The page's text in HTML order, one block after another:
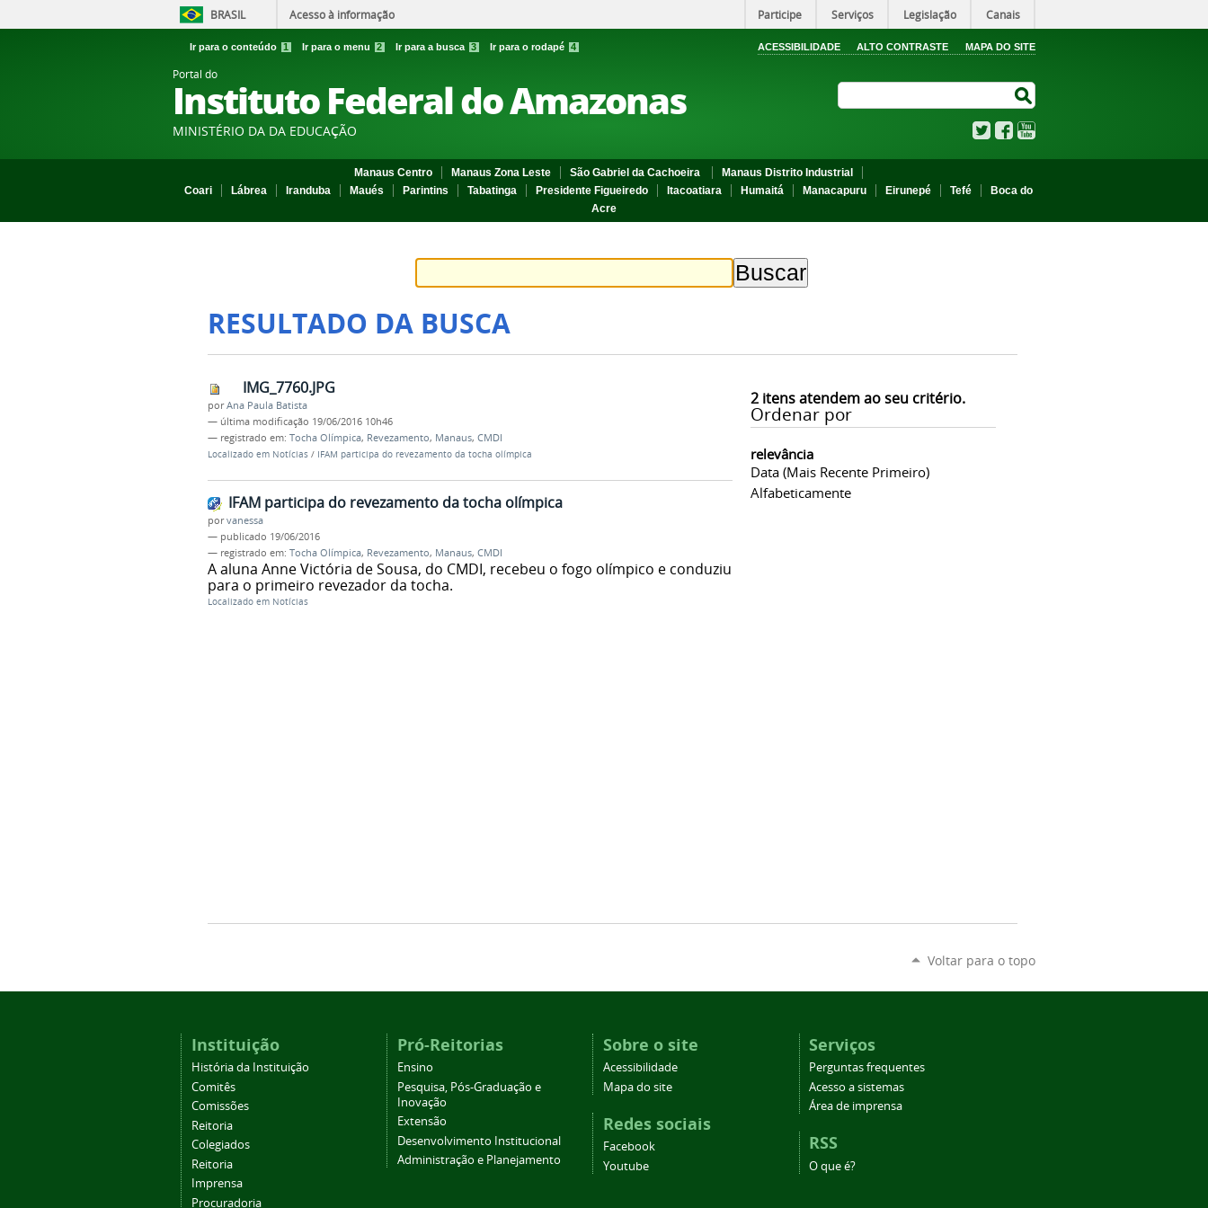
BRASIL Acesso à informação Participe Serviços Legislação Canais
Ir para o conteúdo 1 Ir para o menu 2 Ir para a busca 3 Ir para o rodapé 4 ACESSIBILIDADE ALTO CONTRASTE MAPA DO SITE
Portal do
Instituto Federal do Amazonas
MINISTÉRIO DA DA EDUCAÇÃO TwitterFacebook
Manaus Centro Manaus Zona Leste São Gabriel da Cachoeira
Manaus Distrito Industrial
Coari
Lábrea Iranduba Maués Parintins Tabatinga Presidente Figueiredo Itacoatiara Humaitá Manacapuru Eirunepé Tefé
Boca do
Acre
RESULTADO DA BUSCA
2itens atendem ao seu critério.
Ordenar por
relevância
Data (mais Recente Primeiro)
Alfabeticamente
IMG_7760.JPG
porAna Paula Batista
— última modificação 19/06/2016 10h46
— registrado em: Tocha Olímpica, Revezamento, Manaus, CMDI
Localizado em Notícias / IFAM participa do revezamento da tocha olímpica
IFAM participa do revezamento da tocha olímpica
porvanessa
— publicado 19/06/2016
— registrado em: Tocha Olímpica, Revezamento, Manaus, CMDI
A aluna Anne Victória de Sousa, do CMDI, recebeu o fogo olímpico e conduziu
para o primeiro revezador da tocha.
Localizado em Notícias
Voltar para o topo
Instituição
História da Instituição
Comitês
Comissões
Reitoria
Colegiados
Reitoria
Imprensa
Procuradoria
Pró-Reitorias
Ensino
Pesquisa, Pós-Graduação e
Inovação
Extensão
Desenvolvimento Institucional
Administração e Planejamento
Sobre o site
Acessibilidade
Mapa do site
Redes sociais
Facebook
Youtube
Serviços
Perguntas frequentes
Acesso a sistemas
Área de imprensa
RSS
O que é?